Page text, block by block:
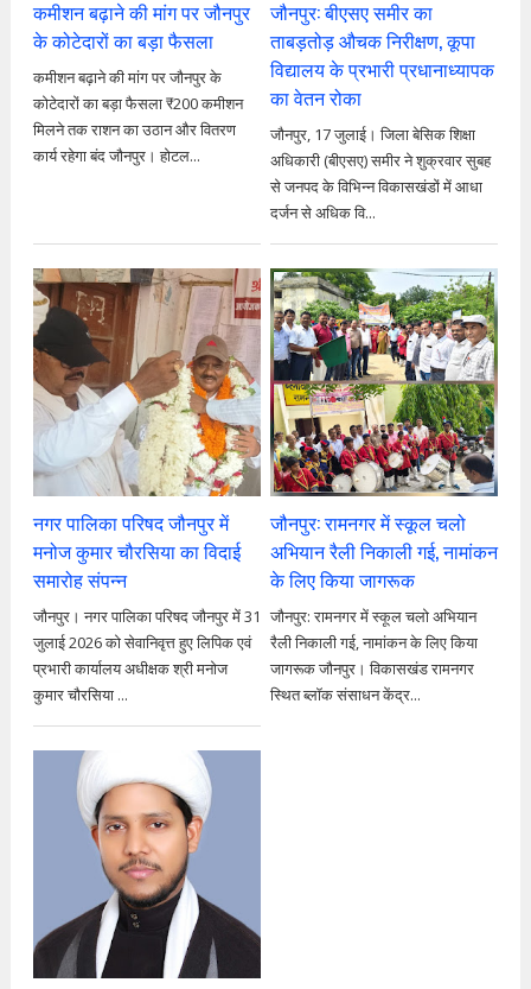
कमीशन बढ़ाने की मांग पर जौनपुर
के कोटेदारों का बड़ा फैसला
कमीशन बढ़ाने की मांग पर जौनपुर के
कोटेदारों का बड़ा फैसला ₹200 कमीशन
मिलने तक राशन का उठान और वितरण
कार्य रहेगा बंद जौनपुर। होटल...
जौनपुर: बीएसए समीर का
ताबड़तोड़ औचक निरीक्षण, कूपा
विद्यालय के प्रभारी प्रधानाध्यापक
का वेतन रोका
जौनपुर, 17 जुलाई। जिला बेसिक शिक्षा
अधिकारी (बीएसए) समीर ने शुक्रवार सुबह
से जनपद के विभिन्न विकासखंडों में आधा
दर्जन से अधिक वि...
नगर पालिका परिषद जौनपुर में
मनोज कुमार चौरसिया का विदाई
समारोह संपन्न
जौनपुर। नगर पालिका परिषद जौनपुर में 31
जुलाई 2026 को सेवानिवृत्त हुए लिपिक एवं
प्रभारी कार्यालय अधीक्षक श्री मनोज
कुमार चौरसिया ...
जौनपुर: रामनगर में स्कूल चलो
अभियान रैली निकाली गई, नामांकन
के लिए किया जागरूक
जौनपुर: रामनगर में स्कूल चलो अभियान
रैली निकाली गई, नामांकन के लिए किया
जागरूक जौनपुर। विकासखंड रामनगर
स्थित ब्लॉक संसाधन केंद्र...